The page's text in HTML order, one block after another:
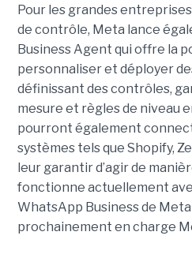
Pour les grandes
de contrôle, Meta lance
Business Agent qui offre la
personnaliser et déployer
définissant des contrôles,
mesure et règles de niveau
pourront également
systèmes tels que Shopify,
leur garantir d’agir de
fonctionne actuellement
WhatsApp Business de
prochainement en charge